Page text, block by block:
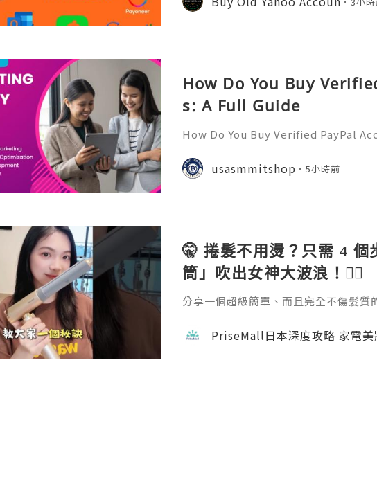
ccount recovery. Because of
How Do You Buy
s: A Full Guide
How Do You Buy Verified PayPal
orms, used by individuals,
usinesses, and organiza
usasmmitshop 5小時前
🤫 捲髮不用燙？只需 4 個
筒」吹出女神大波浪！💇‍♀️
分享一個超級簡單、而且完全不傷髮
成。過程完全不會像電熱捲那樣灼熱
自然。如果你也擔心燙髮傷頭髮，這
PriseMall日本深度攻略 家電